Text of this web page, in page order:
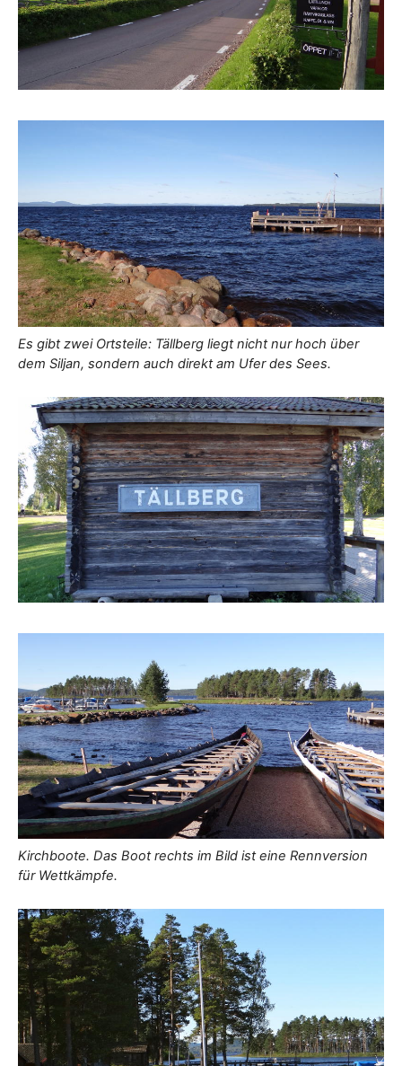
Es gibt zwei Ortsteile: Tällberg liegt nicht nur hoch über
dem Siljan, sondern auch direkt am Ufer des Sees.
Kirchboote. Das Boot rechts im Bild ist eine Rennversion
für Wettkämpfe.